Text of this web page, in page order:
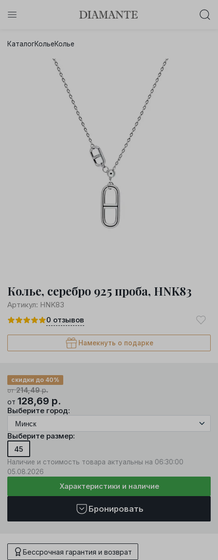
дней секунд
КаталогКольеКолье
Колье, серебро 925 проба, HNK83
Артикул: HNK83
0 отзывов
Намекнуть о подарке
от214,49р.
скидки до 40%
от 128,69 р.
Выберите город:
Выберите размер:
45
Наличие и стоимость товара актуальны на 06:30:00
05.08.2026
Характеристики и наличие
Бронировать
Бессрочная гарантия и возврат